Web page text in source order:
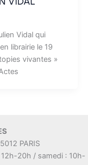
Vidal qui
librairie le 19
vivantes »
PARIS
12h-20h / samedi : 10h-